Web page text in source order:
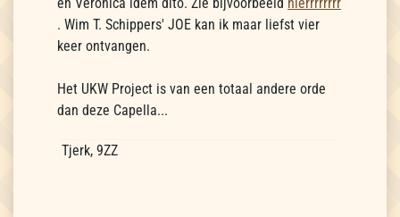
. Wim T. Schippers' JOE kan ik maar liefst vier
keer ontvangen.
Het UKW Project is van een totaal andere orde
dan deze Capella...
Tjerk, 9ZZ